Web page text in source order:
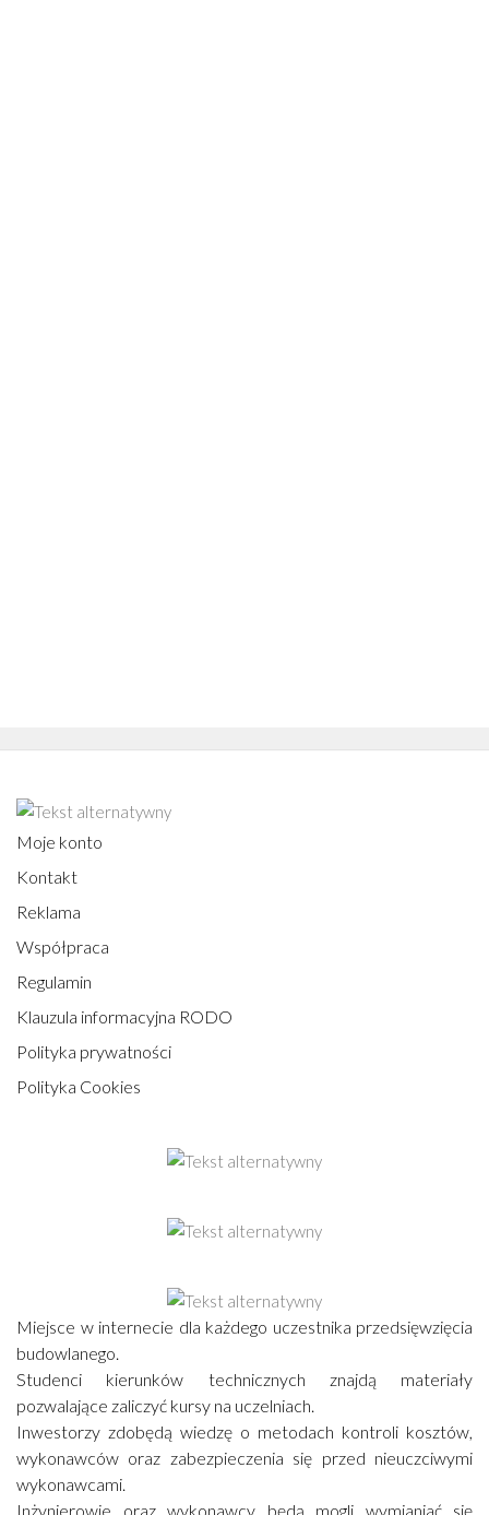
Moje konto
Kontakt
Reklama
Współpraca
Regulamin
Klauzula informacyjna RODO
Polityka prywatności
Polityka Cookies
Miejsce w internecie dla każdego uczestnika przedsięwzięcia
budowlanego.
Studenci kierunków technicznych znajdą materiały
pozwalające zaliczyć kursy na uczelniach.
Inwestorzy zdobędą wiedzę o metodach kontroli kosztów,
wykonawców oraz zabezpieczenia się przed nieuczciwymi
wykonawcami.
Inżynierowie oraz wykonawcy będą mogli wymianiać się